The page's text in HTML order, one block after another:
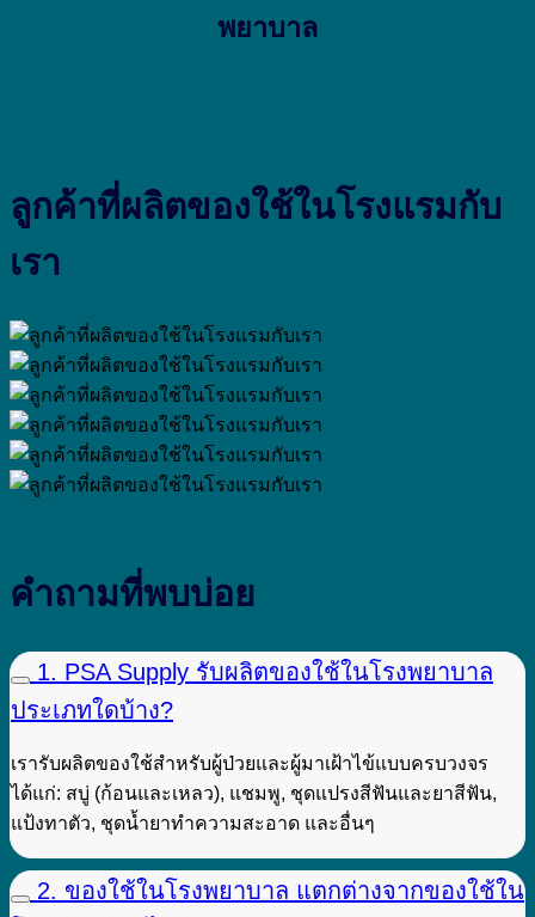
พยาบาล
ลูกค้าที่ผลิตของใช้ในโรงแรมกับ
เรา
คำถามที่พบบ่อย
1. PSA Supply รับผลิตของใช้ในโรงพยาบาล
ประเภทใดบ้าง?
เรารับผลิตของใช้สำหรับผู้ป่วยและผู้มาเฝ้าไข้แบบครบวงจร
ได้แก่: สบู่ (ก้อนและเหลว), แชมพู, ชุดแปรงสีฟันและยาสีฟัน,
แป้งทาตัว, ชุดน้ำยาทำความสะอาด และอื่นๆ
2. ของใช้ในโรงพยาบาล แตกต่างจากของใช้ใน